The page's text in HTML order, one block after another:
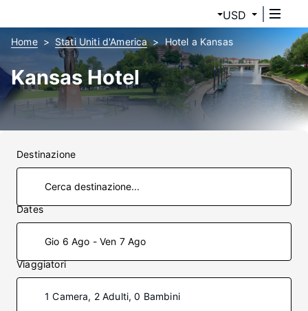
USD
Home Stati Uniti d'America Hotel a Kansas
Kansas Hotel
Destinazione
Dates
Gio 6 Ago - Ven 7 Ago
Viaggiatori
1 Camera, 2 Adulti, 0 Bambini